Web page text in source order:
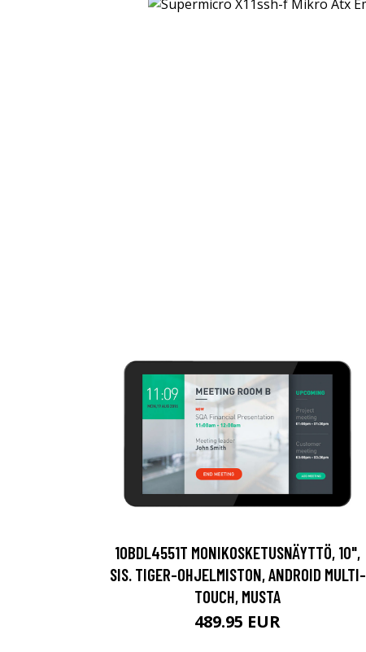
10BDL4551T MONIKOSKETUSNÄYTTÖ, 10",
SIS. TIGER-OHJELMISTON, ANDROID MULTI-
TOUCH, MUSTA
489.95 EUR